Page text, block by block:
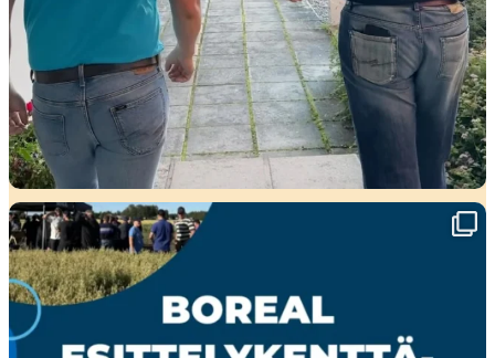
🌾 Perjantaina Liedossa luvassa lajikeuutuuksia,